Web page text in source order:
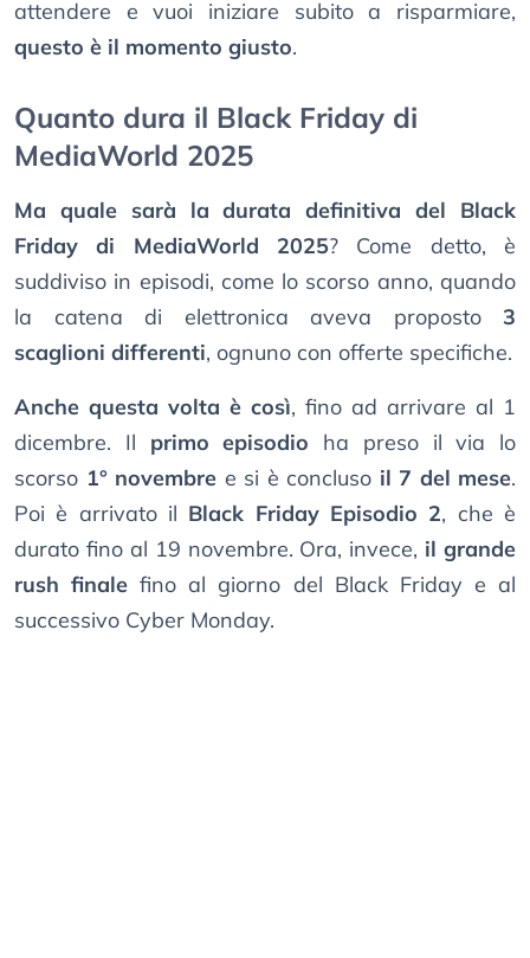
attendere e vuoi iniziare subito a risparmiare,
questo è il momento giusto.
Quanto dura il Black Friday di
MediaWorld 2025
Ma quale sarà la durata definitiva del Black
Friday di MediaWorld 2025? Come detto, è
suddiviso in episodi, come lo scorso anno, quando
la catena di elettronica aveva proposto 3
scaglioni differenti, ognuno con offerte specifiche.
Anche questa volta è così, fino ad arrivare al 1
dicembre. Il primo episodio ha preso il via lo
scorso 1° novembre e si è concluso il 7 del mese.
Poi è arrivato il Black Friday Episodio 2, che è
durato fino al 19 novembre. Ora, invece, il grande
rush finale fino al giorno del Black Friday e al
successivo Cyber Monday.